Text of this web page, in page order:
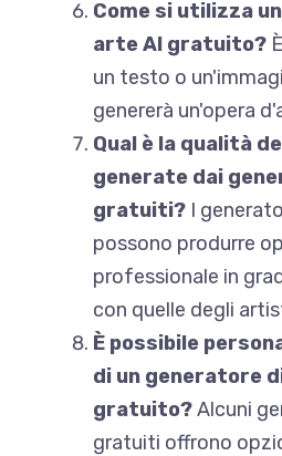
Come si utilizza
arte AI gratuito?
un testo o
genererà un'opera
Qual è la qualità
generate dai
gratuiti? I
possono produrre
professionale in
con quelle degli
È possibile
di un generatore
gratuito?Alcuni
gratuiti offrono